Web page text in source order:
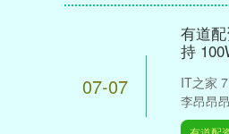
07-07
有道
持
IT之家
李昂昂